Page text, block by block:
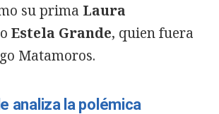
su prima Laura
o Estela Grande, quien fuera
Matamoros.
analiza la polémica